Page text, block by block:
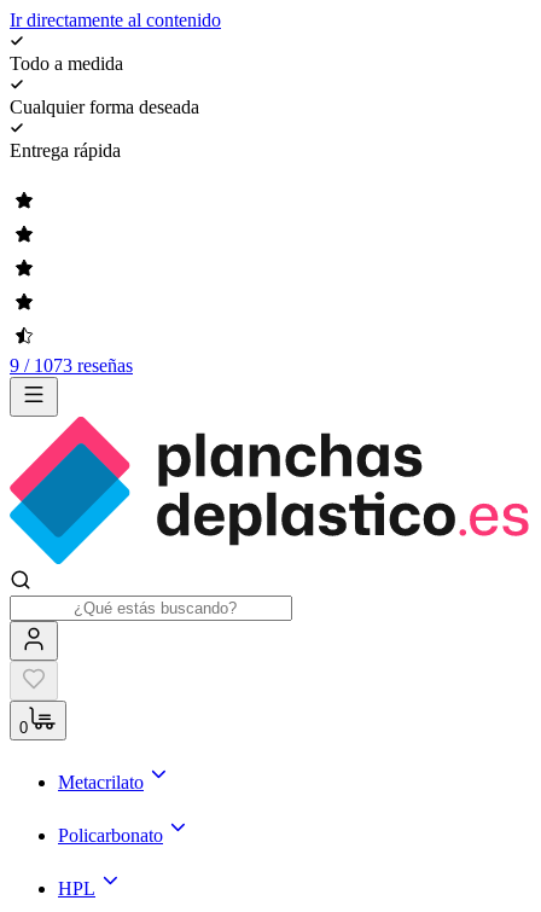
Ir directamente al contenido
Todo a medida
Cualquier forma deseada
Entrega rápida
9 / 1073 reseñas
0
Metacrilato
Policarbonato
HPL